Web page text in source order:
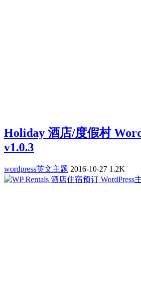
Holiday 酒店/度假村
v1.0.3
wordpress英文主题 2016-10-27 1.2K